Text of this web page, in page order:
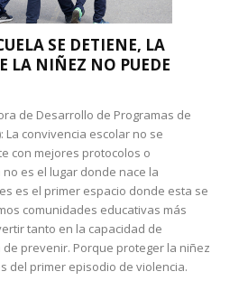
SE DETIENE, LA
LA NIÑEZ NO PUEDE
de Desarrollo de Programas de
La convivencia escolar no se
con mejores protocolos o
es el lugar donde nace la
es el primer espacio donde esta se
comunidades educativas más
tanto en la capacidad de
prevenir. Porque proteger la niñez
del primer episodio de violencia.